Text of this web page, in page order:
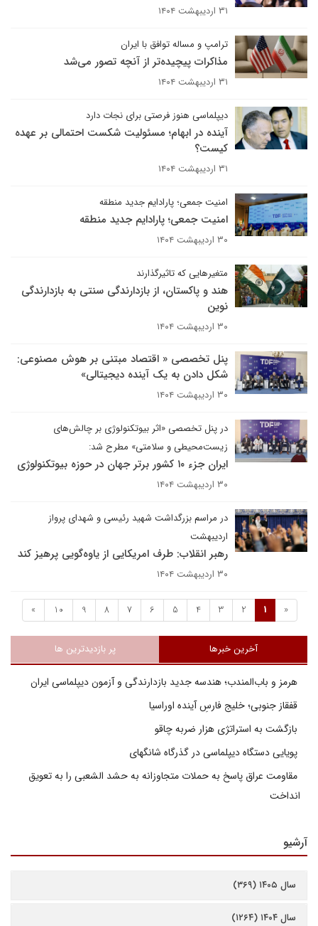
۳۱ اردیبهشت ۱۴۰۴
ترامپ و مساله توافق با ایران
مذاکرات پیچیده‌تر از آنچه تصور می‌شد
۳۱ اردیبهشت ۱۴۰۴
دیپلماسی هنوز فرصتی برای نجات دارد
آینده‌ در ابهام؛ مسئولیت شکست احتمالی بر عهده
کیست؟
۳۱ اردیبهشت ۱۴۰۴
امنیت جمعی؛ پارادایم جدید منطقه
امنیت جمعی؛ پارادایم جدید منطقه
۳۰ اردیبهشت ۱۴۰۴
متغیرهایی که تاثیرگذارند
هند و پاکستان، از بازدارندگی سنتی به بازدارندگی
نوین
۳۰ اردیبهشت ۱۴۰۴
پنل تخصصی « اقتصاد مبتنی بر هوش مصنوعی:
شکل دادن به یک آینده دیجیتالی»
۳۰ اردیبهشت ۱۴۰۴
در پنل تخصصی «اثر بیوتکنولوژی بر چالش‌های
زیست‌محیطی و سلامتی» مطرح شد:
ایران جزء ۱۰ کشور برتر جهان در حوزه بیوتکنولوژی
۳۰ اردیبهشت ۱۴۰۴
در مراسم بزرگداشت شهید رئیسی و شهدای پرواز
اردیبهشت
رهبر انقلاب: طرف امریکایی از یاوه‌گویی پرهیز کند
۳۰ اردیبهشت ۱۴۰۴
«
1
2
3
4
5
6
7
8
9
10
»
آخرین خبرها پر بازدیدترین ها
هرمز و باب‌المندب؛ هندسه جدید بازدارندگی و آزمون دیپلماسی ایران
قفقاز جنوبی؛ خلیج فارسِ آینده اوراسیا
بازگشت به استراتژی هزار ضربه چاقو
پویایی دستگاه دیپلماسی در گذرگاه شانگهای
مقاومت عراق پاسخ به حملات متجاوزانه به حشد الشعبی را به تعویق
انداخت
آرشیو
سال ۱۴۰۵ (۳۶۹)
سال ۱۴۰۴ (۱۲۶۴)